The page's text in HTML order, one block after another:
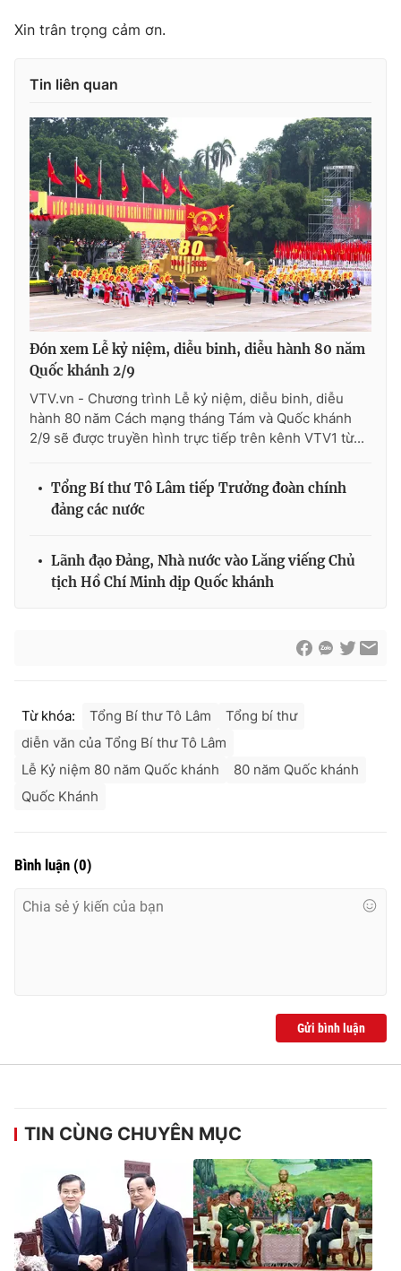
Xin trân trọng cảm ơn.
Tin liên quan
Đón xem Lễ kỷ niệm, diễu binh, diễu hành 80 năm
Quốc khánh 2/9
VTV.vn - Chương trình Lễ kỷ niệm, diễu binh, diễu
hành 80 năm Cách mạng tháng Tám và Quốc khánh
2/9 sẽ được truyền hình trực tiếp trên kênh VTV1 từ...
Tổng Bí thư Tô Lâm tiếp Trưởng đoàn chính
đảng các nước
Lãnh đạo Đảng, Nhà nước vào Lăng viếng Chủ
tịch Hồ Chí Minh dịp Quốc khánh
Từ khóa: Tổng Bí thư Tô Lâm
Tổng bí thư
diễn văn của Tổng Bí thư Tô Lâm
Lễ Kỷ niệm 80 năm Quốc khánh
80 năm Quốc khánh
Quốc Khánh
Bình luận (0)
Gửi bình luận
TIN CÙNG CHUYÊN MỤC